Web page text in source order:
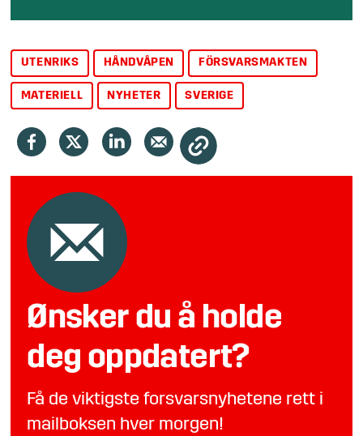
UTENRIKS HÅNDVÅPEN FÖRSVARSMAKTEN
MATERIELL NYHETER SVERIGE
Ønsker du å holde
deg oppdatert?
Få de viktigste forsvarsnyhetene rett i
mailboksen hver morgen!